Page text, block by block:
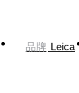
品牌 Leica